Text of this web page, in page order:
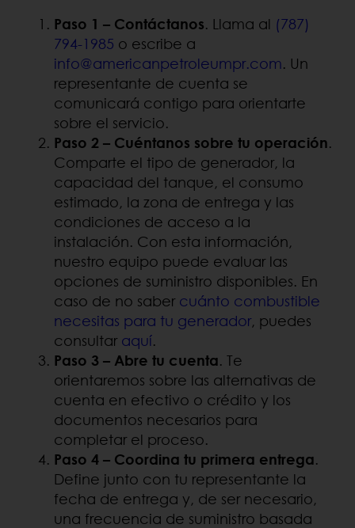
Paso 1 – Contáctanos. Llama al (787)
794-1985 o escribe a
info@americanpetroleumpr.com. Un
representante de cuenta se
comunicará contigo para orientarte
sobre el servicio.
Paso 2 – Cuéntanos sobre tu operación.
Comparte el tipo de generador, la
capacidad del tanque, el consumo
estimado, la zona de entrega y las
condiciones de acceso a la
instalación. Con esta información,
nuestro equipo puede evaluar las
opciones de suministro disponibles. En
caso de no saber cuánto combustible
necesitas para tu generador, puedes
consultar aquí.
Paso 3 – Abre tu cuenta. Te
orientaremos sobre las alternativas de
cuenta en efectivo o crédito y los
documentos necesarios para
completar el proceso.
Paso 4 – Coordina tu primera entrega.
Define junto con tu representante la
fecha de entrega y, de ser necesario,
una frecuencia de suministro basada